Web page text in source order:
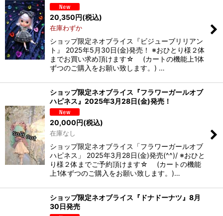
20,350円(税込)
在庫わずか
ショップ限定ネオブライス『ビジューブリリアン
ト』 2025年5月30日(金)発売！ ※おひとり様２体
までお買い求め頂けます☆ (カートの機能上1体
ずつのご購入をお願い致します。) …
ショップ限定ネオブライス『フラワーガールオブ
ハピネス』2025年3月28日(金)発売！
20,000円(税込)
在庫なし
ショップ限定ネオブライス「フラワーガールオブ
ハピネス」 2025年3月28日(金)発売(^^)/ ※おひと
り様２体までご予約頂けます☆ (カートの機能
上1体ずつのご購入をお願い致します。)…
ショップ限定ネオブライス『ドナドーナツ』8月
30日発売